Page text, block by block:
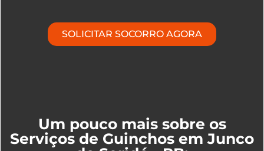
SOLICITAR SOCORRO AGORA
Um pouco mais sobre os
Serviços de Guinchos em Junco